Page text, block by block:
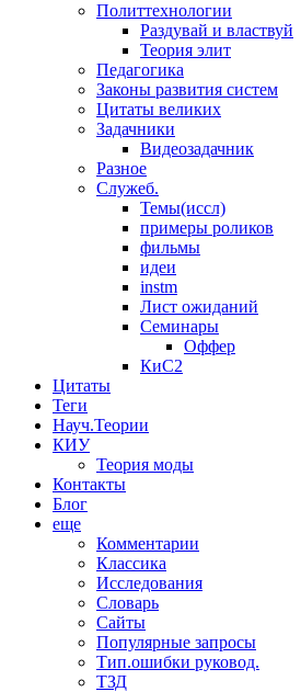
Политтехнологии
Раздувай и властвуй
Теория элит
​Педагогика
Законы развития систем
Цитаты великих
Задачники
Видеозадачник
Разное
Служеб.
Темы(иссл)
примеры роликов
фильмы
идеи
instm
Лист ожиданий
Семинары
Оффер
КиС2
Цитаты
Теги
Науч.Теории
КИУ
Теория моды
Контакты
Блог
еще
Комментарии
Классика
Исследования
Словарь
Сайты
Популярные запросы
Тип.ошибки руковод.
ТЗД